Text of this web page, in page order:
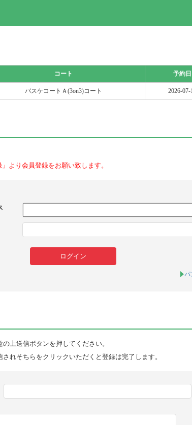
コート 予約日
バスケコートＡ(3on3)コート 2026-07-
より会員登録をお願い致します。
パ
上送信ボタンを押してください。
れそちらをクリックいただくと登録は完了します。